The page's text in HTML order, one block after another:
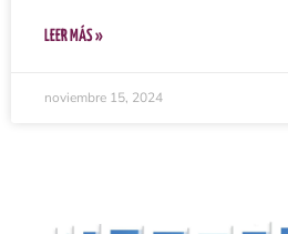
LEER MÁS »
noviembre 15, 2024